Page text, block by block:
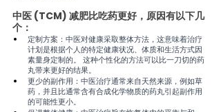
中医 (TCM) 减肥比吃药更好，原因有以下几
个：
定制方案：中医对健康采取整体方法，这意味着治疗
计划是根据个人的特定健康状况、体质和生活方式因
素量身定制的。 这种个性化的方法可以比一刀切的药
丸带来更好的结果。
更少的副作用：中医治疗通常来自天然来源，例如草
药，并且比通常含有合成化学物质的药丸引起副作用
的可能性更小。